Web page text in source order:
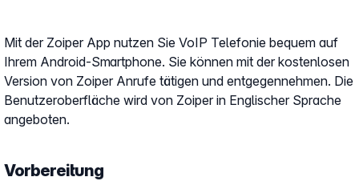
Mit der Zoiper App nutzen Sie VoIP Telefonie bequem auf
Ihrem Android-Smartphone. Sie können mit der kostenlosen
Version von Zoiper Anrufe tätigen und entgegennehmen. Die
Benutzeroberfläche wird von Zoiper in Englischer Sprache
angeboten.
Vorbereitung